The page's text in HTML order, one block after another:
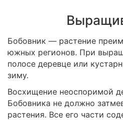
Бобовник — растение
южных регионов. При
полосе деревце или
зиму.
Восхищение неоспоримой
Бобовника не должно
растения. Все его части